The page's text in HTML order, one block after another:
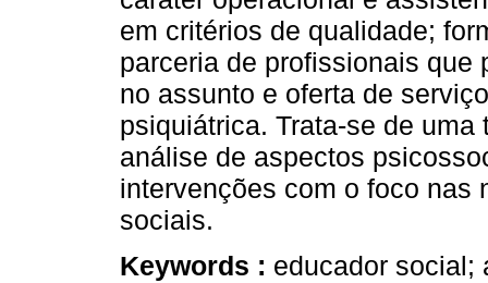
em critérios de qualidade;
parceria de profissionais que
no assunto e oferta de
psiquiátrica. Trata-se de
análise de aspectos
intervenções com o foco nas
sociais.
Keywords : educador social;